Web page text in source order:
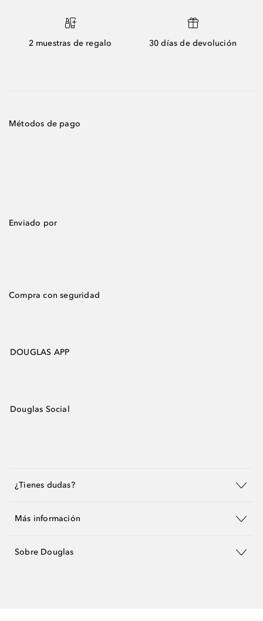
2 muestras de regalo 30 días de devolución
Métodos de pago
Enviado por
Compra con seguridad
DOUGLAS APP
Douglas Social
¿Tienes dudas?
Más información
Sobre Douglas